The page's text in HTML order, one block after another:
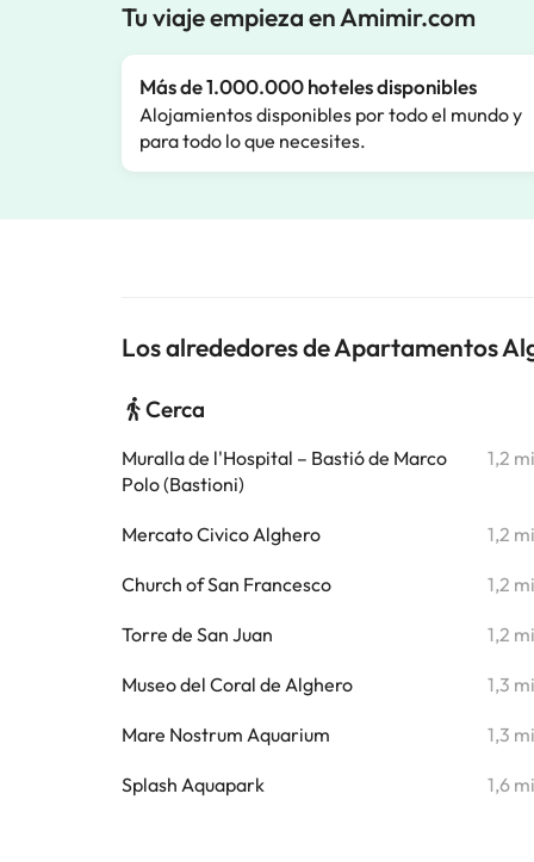
Tu viaje empieza en Amimir.com
Más de 1.000.000 hoteles disponibles
Alojamientos disponibles por todo el mundo y
para todo lo que necesites.
Los alrededores de Apartamentos
Cerca
Muralla de l'Hospital – Bastió de Marco
Polo (Bastioni)
1,2 mi
Mercato Civico Alghero 1,2 mi
Church of San Francesco 1,2 mi
Torre de San Juan 1,2 mi
Museo del Coral de Alghero 1,3 mi
Mare Nostrum Aquarium 1,3 mi
Splash Aquapark 1,6 mi